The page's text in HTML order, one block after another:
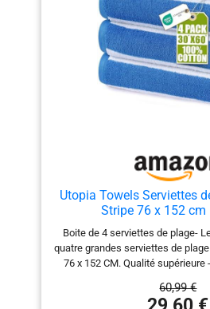
bouteille d’eau une fois pliée. Un
voyages, la plage, le sport, le
air ou bien comme serviette de
【GARANTIE DE SERVICE】- Au
pas satisfait de notre produit,
plaisir de remplacer votre
microfibre ou de trouver une
Utopia Towels Serviettes
Stripe 76 x 152 cm
Boite de 4 serviettes de plage-
quatre grandes serviettes de
76 x 152 CM. Qualité
coton filé à l'anneau, ce qui les
60,99 €